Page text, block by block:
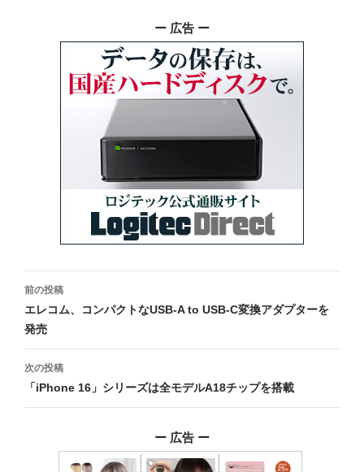
ー 広告 ー
投
稿
ナ
ビ
ゲ
前の投稿
エレコム、コンパクトなUSB-A to USB-C変換アダプターを
発売
次の投稿
「iPhone 16」シリーズは全モデルA18チップを搭載
ー 広告 ー